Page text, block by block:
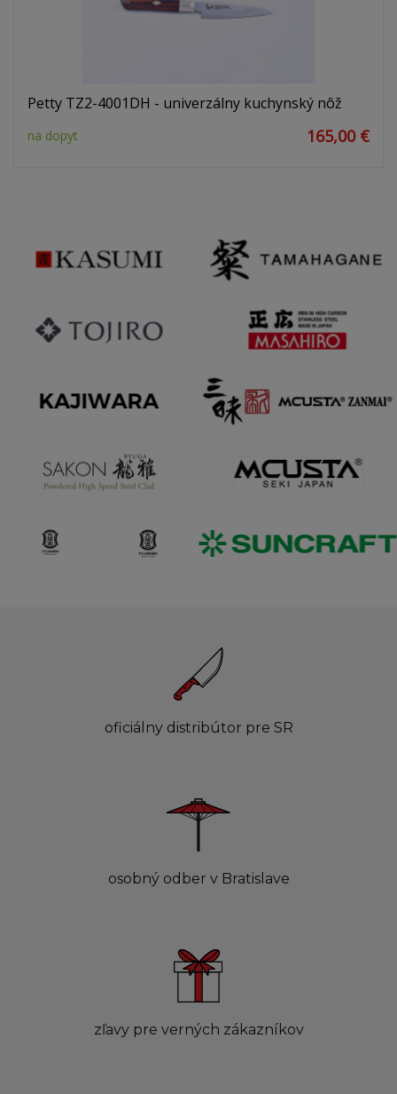
Petty TZ2-4001DH - univerzálny kuchynský nôž
na dopyt 165,00 €
oficiálny distribútor pre SR
osobný odber v Bratislave
zľavy pre verných zákazníkov